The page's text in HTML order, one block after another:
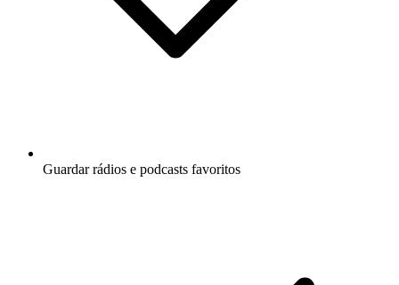
Guardar rádios e podcasts favoritos